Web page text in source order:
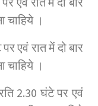
चाहिये ।
एवं रात में दो बार
चाहिये ।
2.30 घंटे पर एवं